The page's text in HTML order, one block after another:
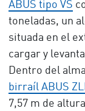
ABUS tipo VS
toneladas, un
situada en el
cargar y
Dentro del
birraíl ABUS
7,57 m de